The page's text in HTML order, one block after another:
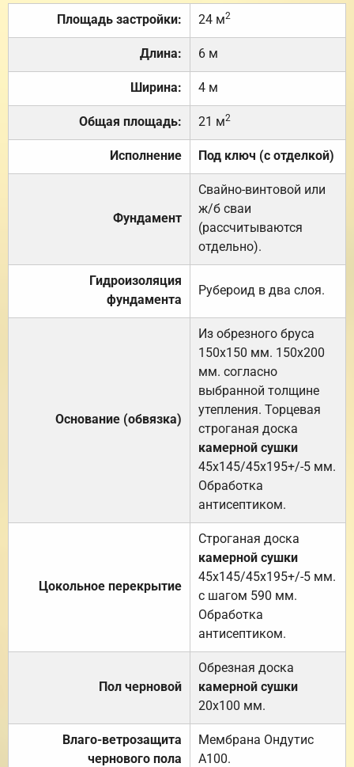
Площадь застройки: 24 м2
Длина: 6 м
Ширина: 4 м
Общая площадь: 21 м2
Исполнение Под ключ (с отделкой)
Фундамент
Свайно-винтовой или
ж/б сваи
(рассчитываются
отдельно).
Гидроизоляция
фундамента
Рубероид в два слоя.
Основание (обвязка)
Из обрезного бруса
150х150 мм. 150х200
мм. согласно
выбранной толщине
утепления. Торцевая
строганая доска
камерной сушки
45х145/45х195+/-5 мм.
Обработка
антисептиком.
Цокольное перекрытие
Строганая доска
камерной сушки
45х145/45х195+/-5 мм.
с шагом 590 мм.
Обработка
антисептиком.
Пол черновой
Обрезная доска
камерной сушки
20х100 мм.
Влаго-ветрозащита
чернового пола
Мембрана Ондутис
А100.